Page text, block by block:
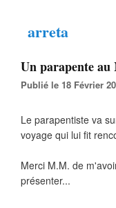
arreta
Un parapente au
Publié le 18 Février
Le parapentiste va
voyage qui lui fit
Merci M.M. de
présenter...